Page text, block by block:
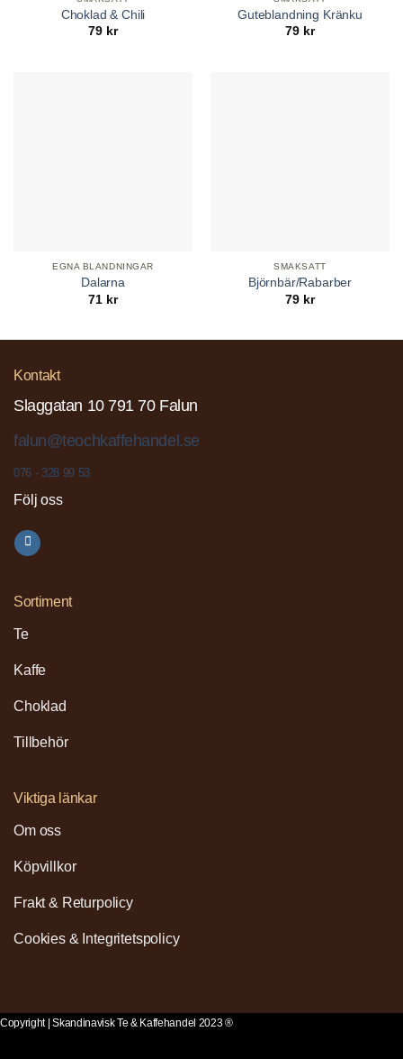
Choklad & Chili
79 kr
Guteblandning Kränku
79 kr
EGNA BLANDNINGAR
Dalarna
71 kr
SMAKSATT
Björnbär/Rabarber
79 kr
Kontakt
Slaggatan 10 791 70 Falun
falun@teochkaffehandel.se
076 - 328 99 53
Följ oss
Sortiment
Te
Kaffe
Choklad
Tillbehör
Viktiga länkar
Om oss
Köpvillkor
Frakt & Returpolicy
Cookies & Integritetspolicy
Copyright | Skandinavisk Te & Kaffehandel 2023 ®